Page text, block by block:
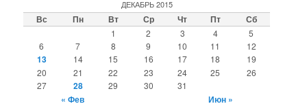
ДЕКАБРЬ 2015
Вс Пн Вт Ср Чт Пт Сб
1 2 3 4
5
6
7 8 9 10 11 12
13 14 15 16 17 18
19
20
21 22 23 24 25
26
27
28 29 30 31
« Фев Июн »